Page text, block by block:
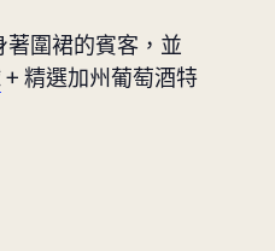
圍裙的賓客，並
+ 精選加州葡萄酒特